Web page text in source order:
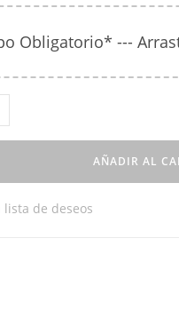
Obligatorio* ---
AÑADIR AL
de deseos